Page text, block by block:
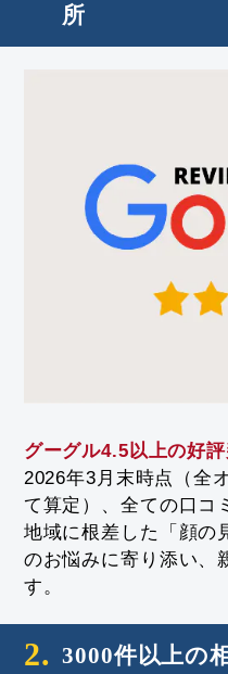
所
グーグル4.5以上の好評
2026年3月末時点（全
て算定）、全ての口コ
地域に根差した「顔の
のお悩みに寄り添い、
す。
2. 3000件以上の